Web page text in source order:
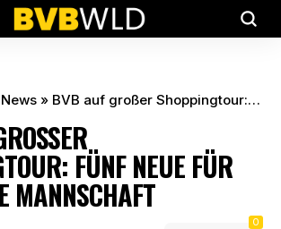
» BVB auf großer Shoppingtour: Fünf Neue für die Zweite Mannschaft
S
FÜNF NEUE FÜR D
0